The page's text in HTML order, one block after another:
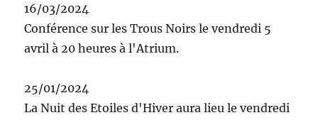
16/03/2024
Conférence sur les Trous Noirs le vendredi 5
avril à 20 heures à l'Atrium.
25/01/2024
La Nuit des Etoiles d'Hiver aura lieu le vendredi